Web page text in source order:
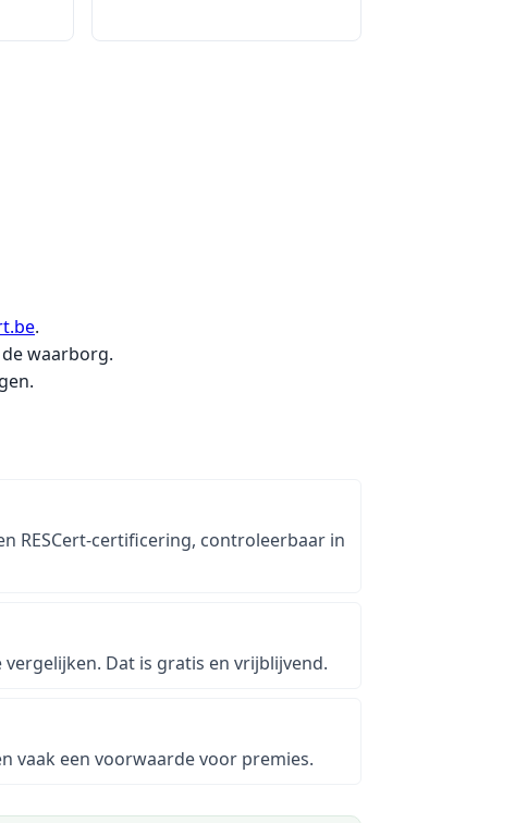
.
waarborg.
RESCert-certificering, controleerbaar in
Dat is gratis en vrijblijvend.
vaak een voorwaarde voor premies.